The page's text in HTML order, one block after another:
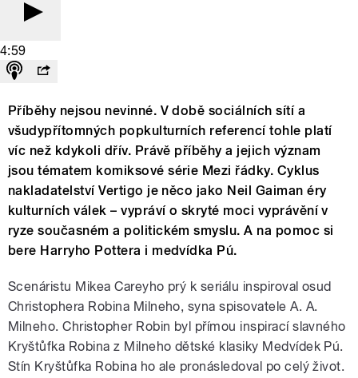
4:59
Příběhy nejsou nevinné. V době sociálních sítí a
všudypřítomných popkulturních referencí tohle platí
víc než kdykoli dřív. Právě příběhy a jejich význam
jsou tématem komiksové série Mezi řádky. Cyklus
nakladatelství Vertigo je něco jako Neil Gaiman éry
kulturních válek – vypráví o skryté moci vyprávění v
ryze současném a politickém smyslu. A na pomoc si
bere Harryho Pottera i medvídka Pú.
Scenáristu Mikea Careyho prý k seriálu inspiroval osud
Christophera Robina Milneho, syna spisovatele A. A.
Milneho. Christopher Robin byl přímou inspirací slavného
Kryštůfka Robina z Milneho dětské klasiky Medvídek Pú.
Stín Kryštůfka Robina ho ale pronásledoval po celý život.